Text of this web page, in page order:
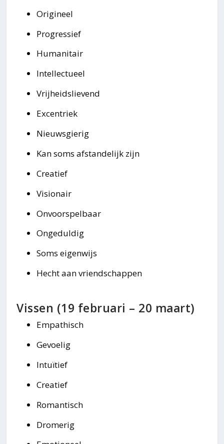
Origineel
Progressief
Humanitair
Intellectueel
Vrijheidslievend
Excentriek
Nieuwsgierig
Kan soms afstandelijk zijn
Creatief
Visionair
Onvoorspelbaar
Ongeduldig
Soms eigenwijs
Hecht aan vriendschappen
Vissen (19 februari – 20 maart)
Empathisch
Gevoelig
Intuïtief
Creatief
Romantisch
Dromerig